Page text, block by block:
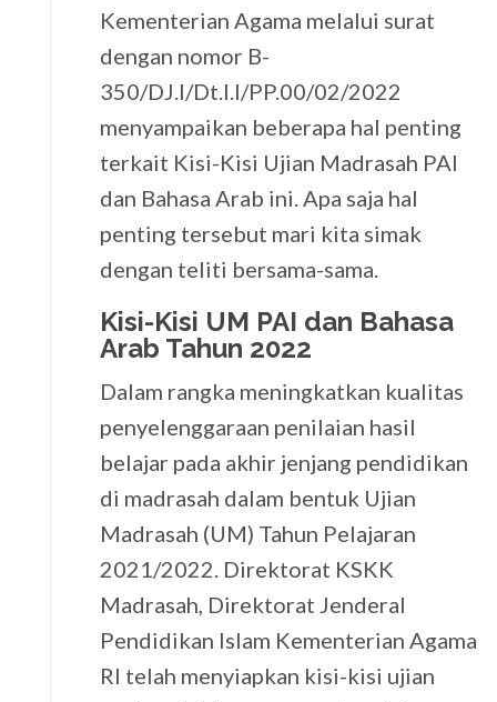
Kementerian Agama melalui surat
dengan nomor B-
350/DJ.I/Dt.I.I/PP.00/02/2022
menyampaikan beberapa hal penting
terkait Kisi-Kisi Ujian Madrasah PAI
dan Bahasa Arab ini. Apa saja hal
penting tersebut mari kita simak
dengan teliti bersama-sama.
Kisi-Kisi UM PAI dan Bahasa
Arab Tahun 2022
Dalam rangka meningkatkan kualitas
penyelenggaraan penilaian hasil
belajar pada akhir jenjang pendidikan
di madrasah dalam bentuk Ujian
Madrasah (UM) Tahun Pelajaran
2021/2022. Direktorat KSKK
Madrasah, Direktorat Jenderal
Pendidikan Islam Kementerian Agama
RI telah menyiapkan kisi-kisi ujian